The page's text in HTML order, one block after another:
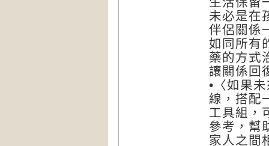
未必是在
伴侶關係
如同所有
藥的方式
讓關係回
•〈如果
線，搭配
工具組，
參考，幫
家人之間